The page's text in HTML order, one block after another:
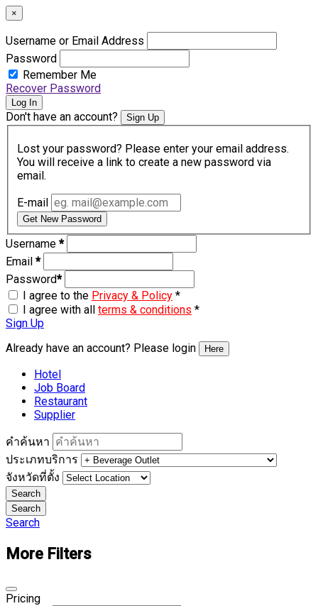
×
Username or Email Address
Password
Remember Me
Recover Password
Log In
Don't have an account? Sign Up
Lost your password? Please enter your email address.
You will receive a link to create a new password via
email.
E-mail
Get New Password
Username *
Email *
Password*
I agree to the Privacy & Policy *
I agree with all terms & conditions *
Sign Up
Already have an account? Please login
Here
Hotel
Job Board
Restaurant
Supplier
คำค้นหา
ประเภทบริการ
จังหวัดที่ตั้ง
Search
Search
Search
More Filters
Pricing